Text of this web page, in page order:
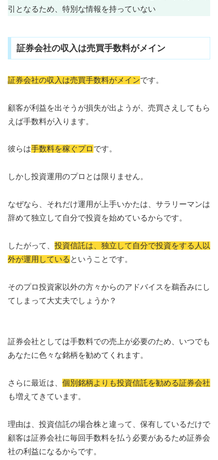
引となるため、特別な情報を持っていない
証券会社の収入は売買手数料がメイン
証券会社の収入は売買手数料がメインです。
顧客が利益を出そうが損失が出ようが、売買さえしてもら
えば手数料が入ります。
彼らは手数料を稼ぐプロ です。
しかし投資運用のプロとは限りません。
なぜなら、それだけ運用が上手いかたは、サラリーマンは
辞めて独立して自分で投資を始めているからです。
したがって、 投資信託は、独立して自分で投資をする人以
外が運用している ということです。
そのプロ投資家以外の方々からのアドバイスを鵜呑みにし
てしまって大丈夫でしょうか？
証券会社としては手数料での売上が必要のため、いつでも
あなたに色々な銘柄を勧めてくれます。
さらに最近は、 個別銘柄よりも投資信託を勧める証券会社
も増えてきています。
理由は、投資信託の場合株と違って、保有しているだけで
顧客は証券会社に毎回手数料を払う必要があるため証券会
社の利益になるからです。